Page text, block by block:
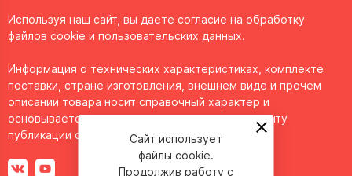
Используя наш сайт, вы даете согласие на обработку
файлов cookie и пользовательских данных.
Информация о технических характеристиках, комплекте
поставки, стране изготовления, внешнем виде и прочем
описании товара носит справочный характер и
основывается на последних доступных к моменту
публикации сведениях.Сайт использует
файлы cookie.
Продолжив работу с